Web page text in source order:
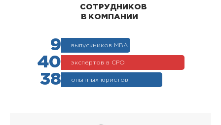
СОТРУДНИКОВ
В КОМПАНИИ
9 выпускников МВА
40 экспертов в СРО
38 опытных юристов